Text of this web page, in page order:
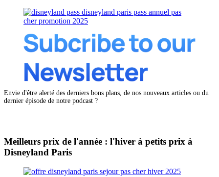
Envie d'être alerté des derniers bons plans, de nos nouveaux articles ou du
dernier épisode de notre podcast ?
Meilleurs prix de l'année : l'hiver à petits prix à
Disneyland Paris